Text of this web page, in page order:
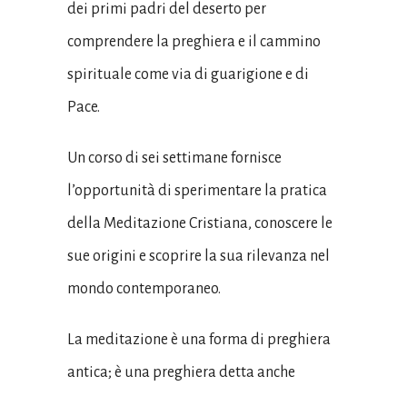
dei primi padri del deserto per
comprendere la preghiera e il cammino
spirituale come via di guarigione e di
Pace.
Un corso di sei settimane fornisce
l’opportunità di sperimentare la pratica
della Meditazione Cristiana, conoscere le
sue origini e scoprire la sua rilevanza nel
mondo contemporaneo.
La meditazione è una forma di preghiera
antica; è una preghiera detta anche